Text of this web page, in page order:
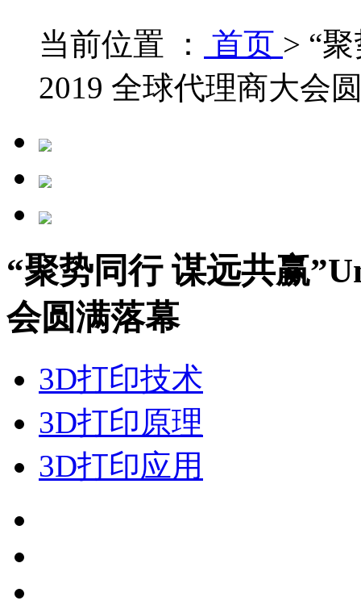
当前位置 ： 首页 > “
2019 全球代理商大会
“聚势同行 谋远共赢
会圆满落幕
3D打印技术
3D打印原理
3D打印应用